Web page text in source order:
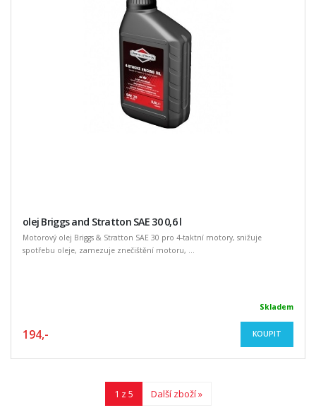
olej Briggs and Stratton SAE 30 0,6 l
Motorový olej Briggs & Stratton SAE 30 pro 4-taktní motory, snižuje
spotřebu oleje, zamezuje znečištění motoru, ...
Skladem
194,- KOUPIT
1 z 5 Další zboží »